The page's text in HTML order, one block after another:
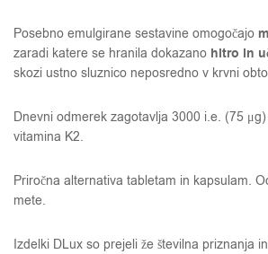
Posebno emulgirane sestavine omogočajo
zaradi katere se hranila dokazano hitro in
skozi ustno sluznico neposredno v krvni
Dnevni odmerek zagotavlja 3000 i.e. (75
vitamina K2.
Priročna alternativa tabletam in kapsulam.
mete.
Izdelki DLux so prejeli že številna priznanja